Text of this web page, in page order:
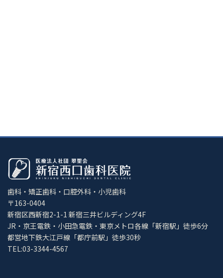
歯科・矯正歯科・口腔外科・小児歯科
〒163-0404
新宿区西新宿2-1-1 新宿三井ビルディング4F
JR・京王電鉄・小田急電鉄・東京メトロ各線「新宿駅」徒歩6分
都営地下鉄大江戸線「都庁前駅」徒歩30秒
TEL:03-3344-4567